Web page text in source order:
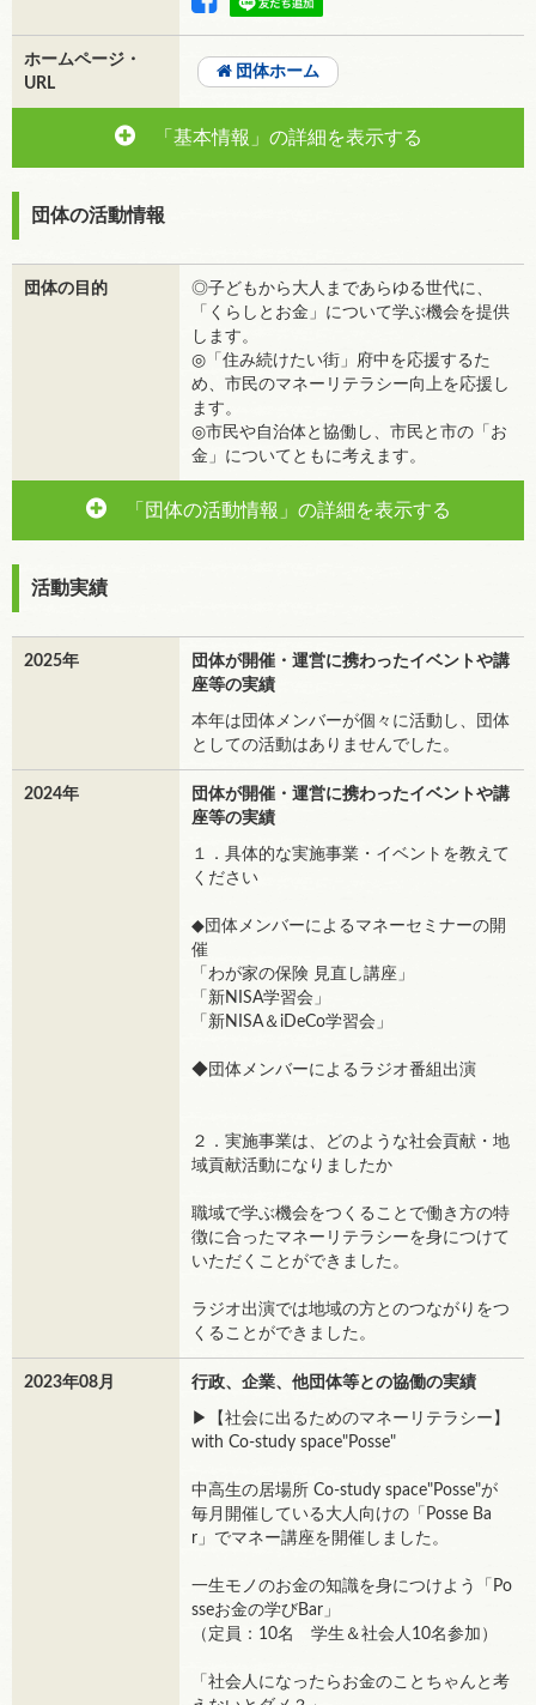
ホームページ・
URL
団体ホーム
「基本情報」の詳細を表示する
団体の活動情報
団体の目的
◎子どもから大人まであらゆる世代に、
「くらしとお金」について学ぶ機会を提供
します。
◎「住み続けたい街」府中を応援するた
め、市民のマネーリテラシー向上を応援し
ます。
◎市民や自治体と協働し、市民と市の「お
金」についてともに考えます。
「団体の活動情報」の詳細を表示する
活動実績
2025年
団体が開催・運営に携わったイベントや講
座等の実績
本年は団体メンバーが個々に活動し、団体
としての活動はありませんでした。
2024年
団体が開催・運営に携わったイベントや講
座等の実績
１．具体的な実施事業・イベントを教えて
ください
◆団体メンバーによるマネーセミナーの開
催
「わが家の保険 見直し講座」
「新NISA学習会」
「新NISA＆iDeCo学習会」
◆団体メンバーによるラジオ番組出演
２．実施事業は、どのような社会貢献・地
域貢献活動になりましたか
職域で学ぶ機会をつくることで働き方の特
徴に合ったマネーリテラシーを身につけて
いただくことができました。
ラジオ出演では地域の方とのつながりをつ
くることができました。
2023年08月 行政、企業、他団体等との協働の実績
▶【社会に出るためのマネーリテラシー】
with Co-study space"Posse"
中高生の居場所 Co-study space"Posse"が
毎月開催している大人向けの「Posse Ba
r」でマネー講座を開催しました。
一生モノのお金の知識を身につけよう「Po
sseお金の学びBar」
（定員：10名 学生＆社会人10名参加）
「社会人になったらお金のことちゃんと考